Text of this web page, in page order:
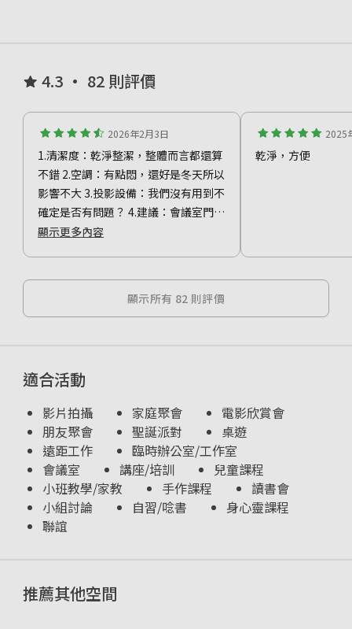
4.3 • 82 則評價
2026年2月3日
1.清潔度：乾淨整潔，整體而言都還算
不錯 2.空調：有點悶，還好是冬天所以
影響不大 3.投影設備：我們沒有用到不
確定是否有問題？ 4.建議：會議室門鎖
建議是否能提早10分鐘解鎖？方便會
顯示更多內容
2025
乾淨，方便
顯示所有 82 則評價
適合活動
影片拍攝 家庭聚會
電影欣賞會
朋友聚會
聖誕派對
桌遊
遠距工作
臨時辦公室/工作室
會議室
講座/培訓
兒童課程
小班教學/家教
手作課程
讀書會
小組討論
自習/唸書
身心靈課程
聯誼
推薦其他空間